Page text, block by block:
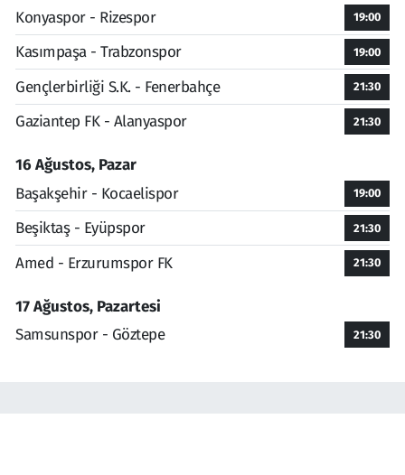
Konyaspor - Rizespor
19:00
Kasımpaşa - Trabzonspor 19:00
Gençlerbirliği S.K. - Fenerbahçe 21:30
Gaziantep FK - Alanyaspor 21:30
16 Ağustos, Pazar
Başakşehir - Kocaelispor
19:00
Beşiktaş - Eyüpspor 21:30
Amed - Erzurumspor FK 21:30
17 Ağustos, Pazartesi
Samsunspor - Göztepe
21:30